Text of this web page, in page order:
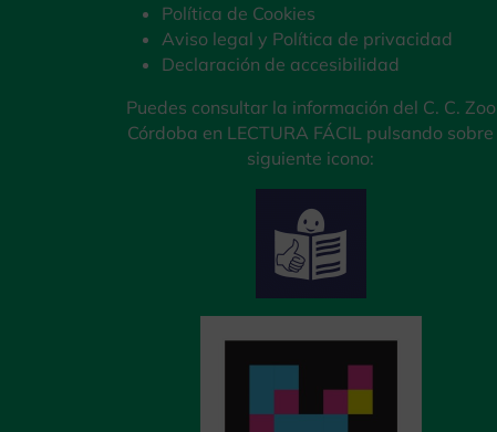
Política de Cookies
Aviso legal y Política de privacidad
Declaración de accesibilidad
Puedes consultar la información del C. C. Zoo
Córdoba en LECTURA FÁCIL pulsando sobre
siguiente icono: